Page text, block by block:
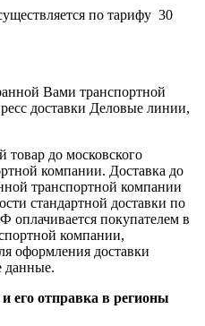
по тарифу 30
Вами транспортной
доставки Деловые линии,
до московского
компании. Доставка до
транспортной компании
стандартной доставки по
оплачивается покупателем в
компании,
оформления доставки
данные.
его отправка в регионы